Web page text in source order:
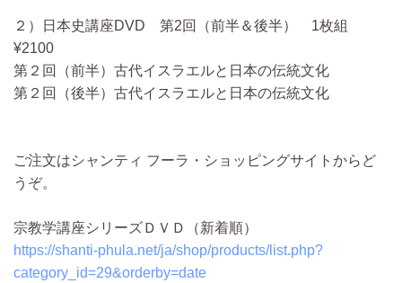
２）日本史講座DVD 第2回（前半＆後半） 1枚組
¥2100
第２回（前半）古代イスラエルと日本の伝統文化
第２回（後半）古代イスラエルと日本の伝統文化
ご注文はシャンティ フーラ・ショッピングサイトからど
うぞ。
宗教学講座シリーズＤＶＤ（新着順）
https://shanti-phula.net/ja/shop/products/list.php?
category_id=29&orderby=date